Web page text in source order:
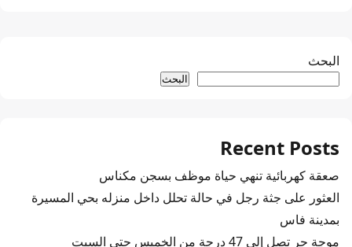
البحث
البحث
Recent Posts
صعقة كهربائية تنهي حياة موظف بسجن مكناس
العثور على جثة رجل في حالة تحلل داخل منزله بحي المسيرة
بمدينة فاس
موجة حر تصل إلى 47 درجة من الخميس حتى السبت